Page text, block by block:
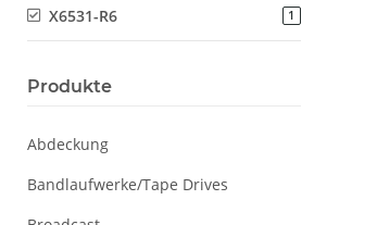
X6531-R6
1
Produkte
Abdeckung
Bandlaufwerke/Tape Drives